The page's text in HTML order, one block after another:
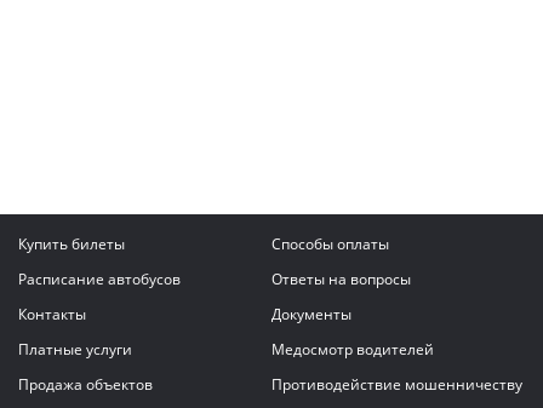
Купить билеты
Способы оплаты
Расписание автобусов
Ответы на вопросы
Контакты
Документы
Платные услуги
Медосмотр водителей
Продажа объектов
Противодействие мошенничеству